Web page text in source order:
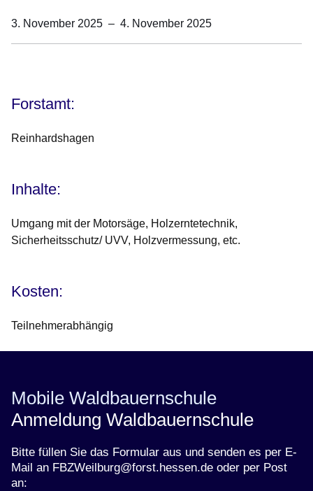
3. November 2025 – 4. November 2025
Forstamt:
Reinhardshagen
Inhalte:
Umgang mit der Motorsäge, Holzerntetechnik,
Sicherheitsschutz/ UVV, Holzvermessung, etc.
Kosten:
Teilnehmerabhängig
Mobile Waldbauernschule
Anmeldung Waldbauernschule
Bitte füllen Sie das Formular aus und senden es per E-
Mail an FBZWeilburg@forst.hessen.de oder per Post
an: